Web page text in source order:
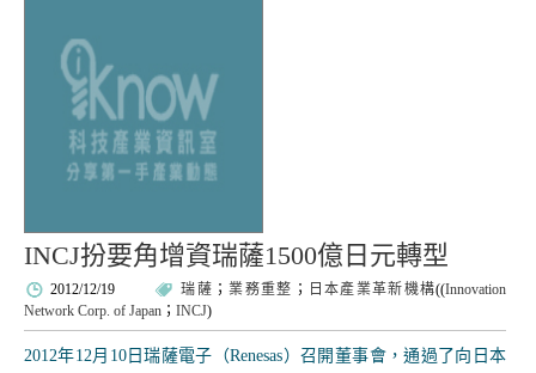
INCJ扮要角增資瑞薩1500億日元轉型
2012/12/19 瑞薩 ； 業務重整 ； 日本產業革新機構((Innovation
Network Corp. of Japan ； INCJ)
2012年12月10日瑞薩電子（Renesas）召開董事會，通過了向日本